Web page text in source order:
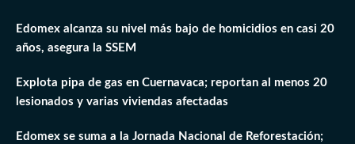
Edomex alcanza su nivel más bajo de homicidios en casi 20
años, asegura la SSEM
Explota pipa de gas en Cuernavaca; reportan al menos 20
lesionados y varias viviendas afectadas
Edomex se suma a la Jornada Nacional de Reforestación;